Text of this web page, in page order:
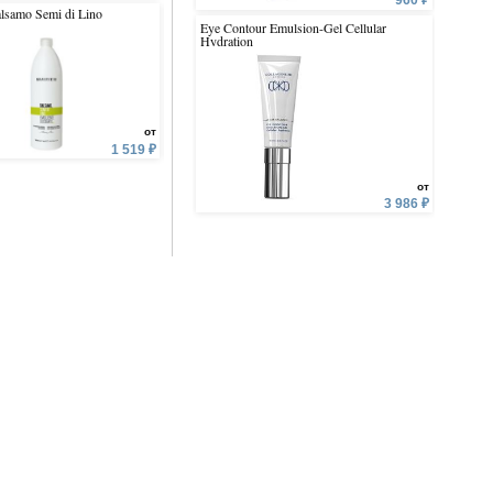
Semi di Lino
от
1 519 ₽
CreamEye Contour Emulsion-Gel Cellular
Hydration
от
3 986 ₽